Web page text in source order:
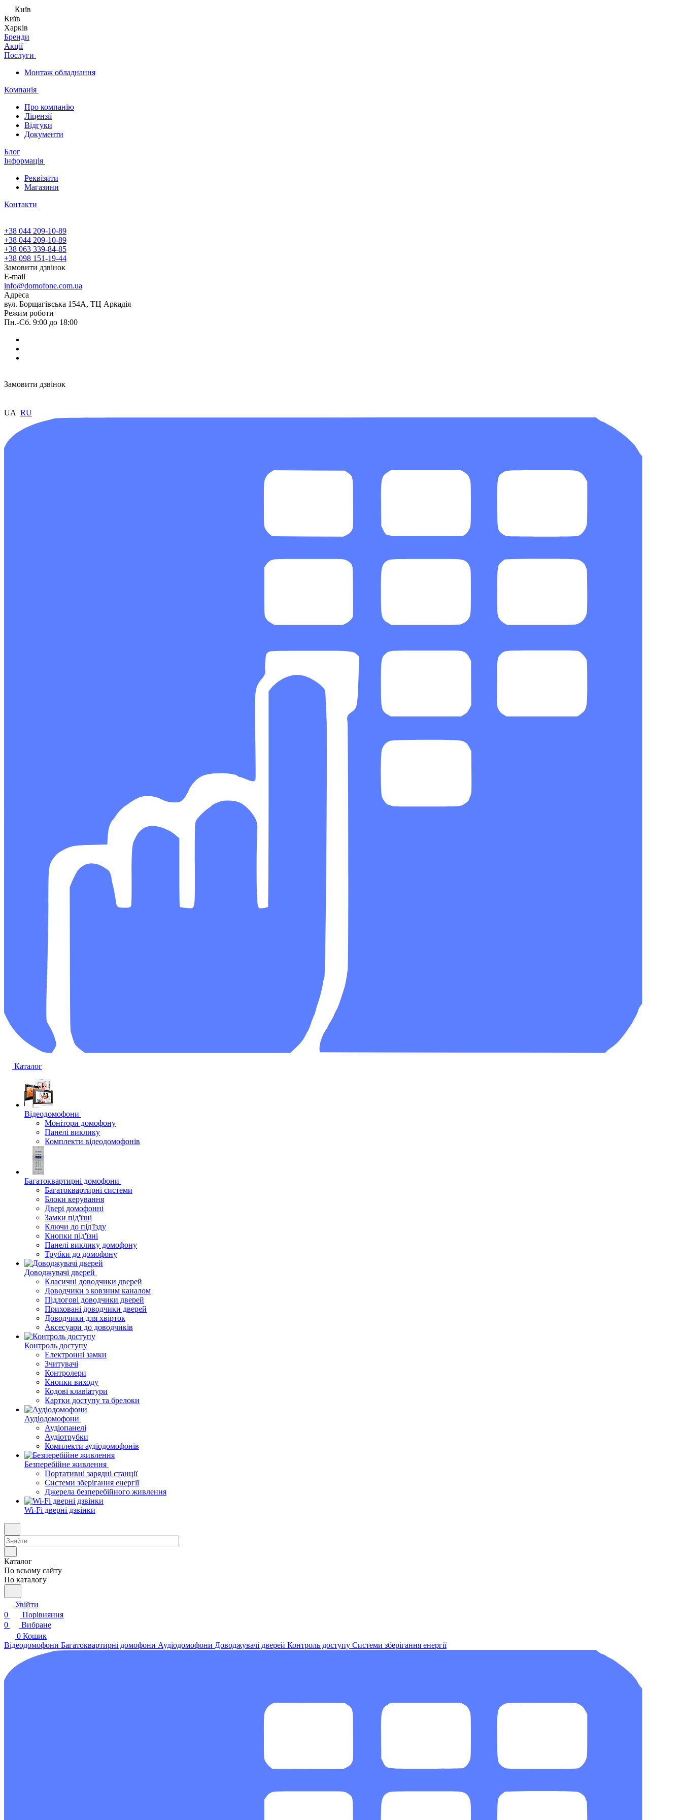
Київ
Київ
Харків
Бренди
Акції
Послуги
Монтаж обладнання
Компанія
Про компанію
Ліцензії
Відгуки
Документи
Блог
Інформація
Реквізити
Магазини
Контакти
+38 044 209-10-89
+38 044 209-10-89
+38 063 339-84-85
+38 098 151-19-44
Замовити дзвінок
E-mail
info@domofone.com.ua
Адреса
вул. Борщагівська 154А, ТЦ Аркадія
Режим роботи
Пн.-Сб. 9:00 до 18:00
Замовити дзвінок
UA RU
Каталог
Відеодомофони
Монітори домофону
Панелі виклику
Комплекти відеодомофонів
Багатоквартирні домофони
Багатоквартирні системи
Блоки керування
Двері домофонні
Замки під'їзні
Ключи до під'їзду
Кнопки під'їзні
Панелі виклику домофону
Трубки до домофону
Доводжувачі дверей
Класичні доводчики дверей
Доводчики з ковзним каналом
Підлогові доводчики дверей
Приховані доводчики дверей
Доводчики для хвірток
Аксесуари до доводчиків
Контроль доступу
Електронні замки
Зчитувачі
Контролери
Кнопки виходу
Кодові клавіатури
Картки доступу та брелоки
Аудіодомофони
Аудіопанелі
Аудіотрубки
Комплекти аудіодомофонів
Безперебійне живлення
Портативні зарядні станції
Системи зберігання енергії
Джерела безперебійного живлення
Wi-Fi дверні дзвінки
Каталог
По всьому сайту
По каталогу
Увійти
0
Порівняння
0
Вибране
0 Кошик
Відеодомофони Багатоквартирні домофони Аудіодомофони Доводжувачі дверей Контроль доступу Системи зберігання енергії